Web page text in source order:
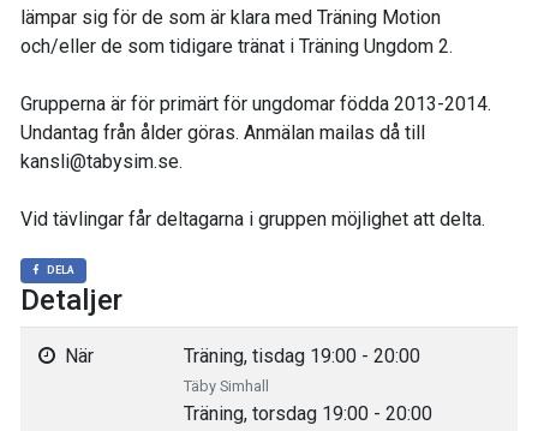
lämpar sig för de som är klara med Träning Motion
och/eller de som tidigare tränat i Träning Ungdom 2.
Grupperna är för primärt för ungdomar födda 2013-2014.
Undantag från ålder göras. Anmälan mailas då till
kansli@tabysim.se.
Vid tävlingar får deltagarna i gruppen möjlighet att delta.
DELA
Detaljer
När Träning, tisdag 19:00 - 20:00
Täby Simhall
Träning, torsdag 19:00 - 20:00